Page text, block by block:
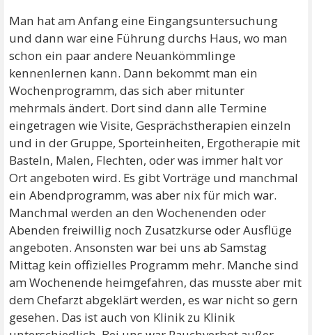
Man hat am Anfang eine Eingangsuntersuchung
und dann war eine Führung durchs Haus, wo man
schon ein paar andere Neuankömmlinge
kennenlernen kann. Dann bekommt man ein
Wochenprogramm, das sich aber mitunter
mehrmals ändert. Dort sind dann alle Termine
eingetragen wie Visite, Gesprächstherapien einzeln
und in der Gruppe, Sporteinheiten, Ergotherapie mit
Basteln, Malen, Flechten, oder was immer halt vor
Ort angeboten wird. Es gibt Vorträge und manchmal
ein Abendprogramm, was aber nix für mich war.
Manchmal werden an den Wochenenden oder
Abenden freiwillig noch Zusatzkurse oder Ausflüge
angeboten. Ansonsten war bei uns ab Samstag
Mittag kein offizielles Programm mehr. Manche sind
am Wochenende heimgefahren, das musste aber mit
dem Chefarzt abgeklärt werden, es war nicht so gern
gesehen. Das ist auch von Klinik zu Klinik